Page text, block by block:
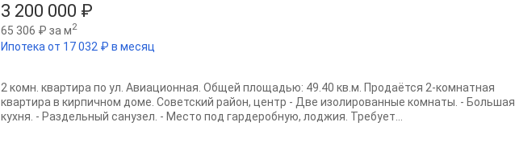
3 200 000 ₽
65 306 ₽ за м2
Ипотека от 17 032 ₽ в месяц
2 комн. квартира по ул. Авиационная. Общей площадью: 49.40 кв.м. Продаётся 2-комнатная
квартира в кирпичном доме. Советский район, центр - Две изолированные комнаты. - Большая
кухня. - Раздельный санузел. - Место под гардеробную, лоджия. Требует...